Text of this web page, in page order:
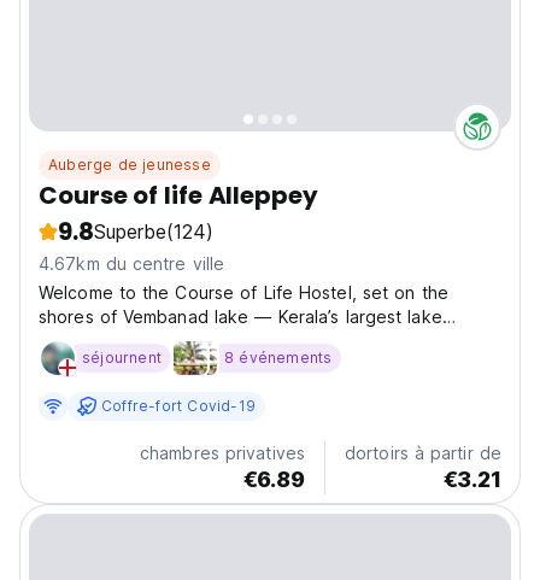
Auberge de jeunesse
Course of life Alleppey
9.8Superbe(124)
4.67km du centre ville
Welcome to the Course of Life Hostel, set on the
shores of Vembanad lake — Kerala’s largest lake
situated in the city of Alleppey. Inspired by the
richness of life's experiences, our hostel is more than
séjournent 8 événements
Coffre-fort Covid-19
chambres privatives
€6.89
dortoirs à partir de
€3.21